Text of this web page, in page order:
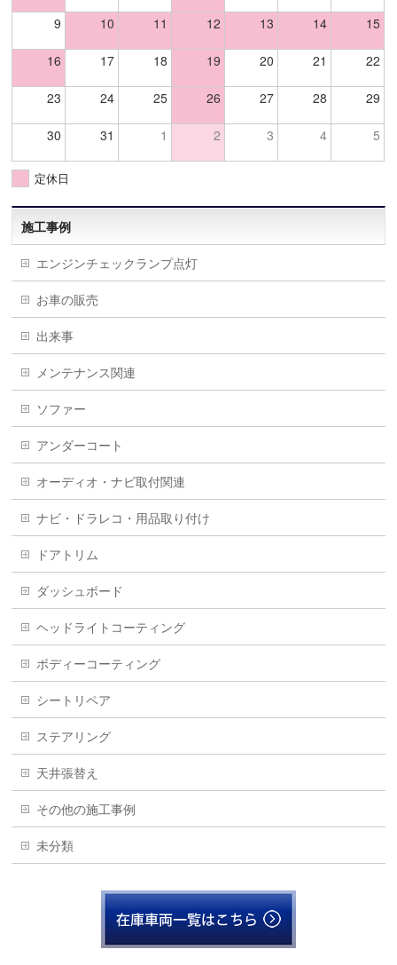
9 10 11 12 13 14 15
16 17 18 19 20 21 22
23 24 25 26 27 28 29
30 31 1 2 3 4 5
定休日
施工事例
エンジンチェックランプ点灯
お車の販売
出来事
メンテナンス関連
ソファー
アンダーコート
オーディオ・ナビ取付関連
ナビ・ドラレコ・用品取り付け
ドアトリム
ダッシュボード
ヘッドライトコーティング
ボディーコーティング
シートリペア
ステアリング
天井張替え
その他の施工事例
未分類